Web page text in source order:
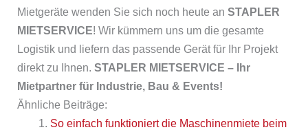
Mietgeräte wenden Sie sich noch heute an STAPLER
MIETSERVICE! Wir kümmern uns um die gesamte
Logistik und liefern das passende Gerät für Ihr Projekt
direkt zu Ihnen. STAPLER MIETSERVICE – Ihr
Mietpartner für Industrie, Bau & Events!
Ähnliche Beiträge:
So einfach funktioniert die Maschinenmiete beim